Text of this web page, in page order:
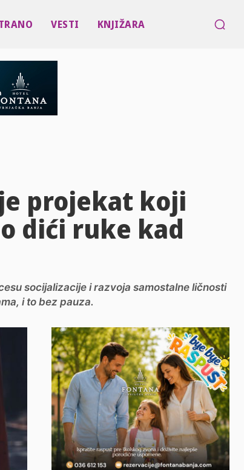
VESTI KNJIŽARA
projekat koji
dići ruke kad
socijalizacije i razvoja samostalne ličnosti
i to bez pauza.